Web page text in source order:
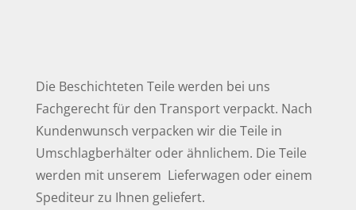
Die Beschichteten Teile werden bei uns
Fachgerecht für den Transport verpackt. Nach
Kundenwunsch verpacken wir die Teile in
Umschlagberhälter oder ähnlichem. Die Teile
werden mit unserem Lieferwagen oder einem
Spediteur zu Ihnen geliefert.